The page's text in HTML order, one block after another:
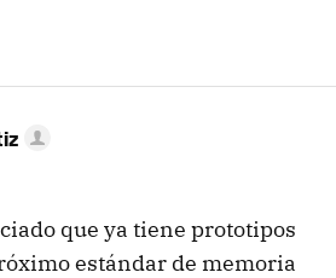
que ya tiene prototipos
estándar de memoria